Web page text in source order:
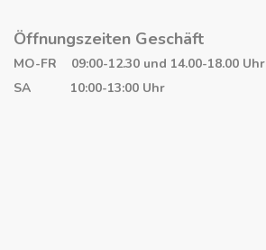
Öffnungszeiten Geschäft
MO-FR 09:00-12.30 und 14.00-18.00 Uhr
SA 10:00-13:00 Uhr